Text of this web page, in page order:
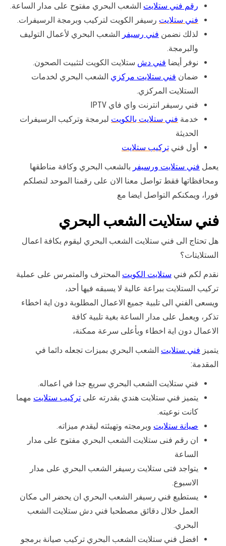
رقم فني ستلايت الشعب البحري مفتوح على مدار الساعة.
فني ستلايت رسيفر الكويت لتركيب وبرمجة الرسيفرات.
لذلك نضمن فني رسيفر الشعب البحري لأعمال التوليف
والبرمجة.
نوفر أيضا فني دش ستلايت الكويت لتثبيت الصحون.
ضمان فني ستلايت مركزي الشعب البحري لخدمات
الستلايت المركزي.
فني رسيفر انترنت واي فاي IPTV
خدمة فني ستلايت بالكويت لبرمجة وتركيب الرسيفرات
الحديثة
أول فني تركيب ستلايت
يعمل فني ستلايت ورسيفر بالشعب البحري وكافة مناطقها
ومحافظاتها فقط تواصل معنا الان على رقمنا الموحد لنصلكم
فورا، ويمكنكم التواصل ايضا مع
فني ستلايت الشعب البحري
هل تحتاج الى فني ستلايت الشعب البحري ليقوم بكافة اعمال
الستلايتات؟
نقدم لكم فني ستلايت الكويت المحترف والمتمرس على عملية
تركيب الستلايت ببراعة عالية لا يسبقه فيها أحد،
ويسعى الفني الى تلبية جميع الاعمال المطلوبة دون اية اخطاء
تذكر، ويعمل على مدار الساعة بغية تلبية كافة
الاعمال دون اية اخطاء وبأعلى سرعة ممكنة،
يتميز فني ستلايت الشعب البحري بميزات تجعله دائما في
المقدمة:
فني ستلايت الشعب البحري سريع جدا في اعماله.
يتميز فني ستلايت هندي بقدرته على تركيب ستلايت مهما
كانت نوعيته.
صيانة ستلايت وبرمجته وتهيئته ليقدم ميزاته.
ان رقم فنى ستلايت الشعب البحري مفتوح على مدار
الساعة
يتواجد فتى ستلايت رسيفر الشعب البحري على مدار
الاسبوع.
يستطيع فني رسيفر الشعب البحري ان يحضر الى مكان
العمل خلال دقائق مصطحبا فني دش ستلايت الشعب
البحري.
افضل فني ستلايت الشعب البحري تركيب صيانة برمجو